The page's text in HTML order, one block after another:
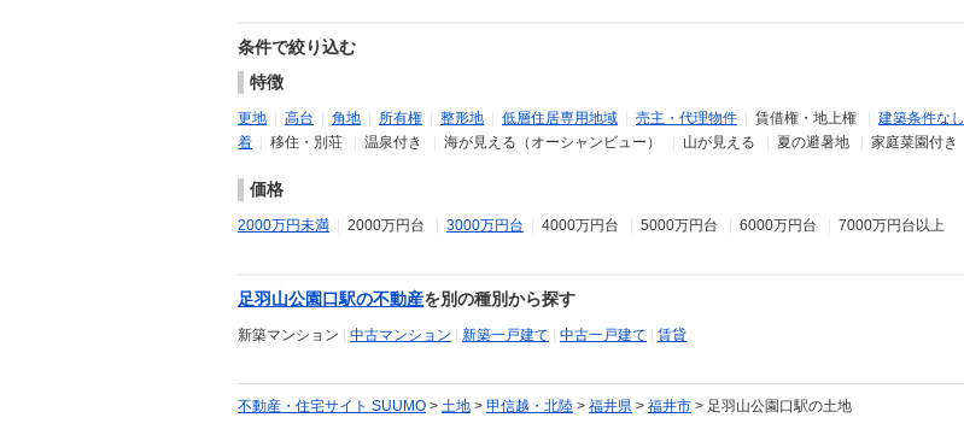
条件で絞り込む
特徴
更地 高台 角地 所有権 整形地 低層住居専用地域 売主・代理物件 賃借権・地上権 建築条件なし
着
移住・別荘 温泉付き 海が見える（オーシャンビュー） 山が見える 夏の避暑地 家庭菜園付き
価格
2000万円未満 2000万円台 3000万円台 4000万円台 5000万円台 6000万円台 7000万円台以上
足羽山公園口駅の不動産を別の種別から探す
新築マンション 中古マンション 新築一戸建て 中古一戸建て 賃貸
不動産・住宅サイト SUUMO > 土地 > 甲信越・北陸 > 福井県 > 福井市 > 足羽山公園口駅の土地